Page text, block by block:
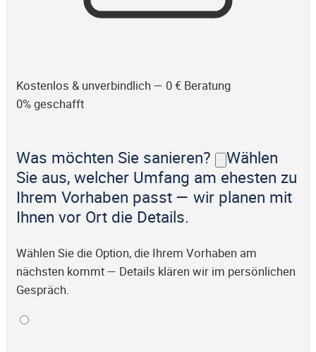
Kostenlos & unverbindlich — 0 € Beratung
0% geschafft
Was möchten Sie sanieren?
Wählen
Sie aus, welcher Umfang am ehesten zu
Ihrem Vorhaben passt — wir planen mit
Ihnen vor Ort die Details.
Wählen Sie die Option, die Ihrem Vorhaben am
nächsten kommt — Details klären wir im persönlichen
Gespräch.